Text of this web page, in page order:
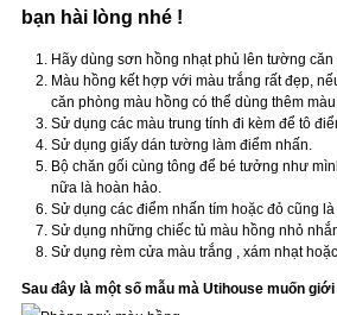
bạn hài lòng nhé !
Hãy dùng sơn hồng nhạt phủ lên tường căn
Màu hồng kết hợp với màu trắng rất đẹp,
căn phòng màu hồng có thể dùng thêm
Sử dụng các màu trung tính đi kèm để tô
Sử dụng giấy dán tường làm điểm nhấn.
Bộ chăn gối cùng tông để bé tưởng như
nữa là hoàn hảo.
Sử dụng các điểm nhấn tím hoặc đỏ cũng
Sử dụng những chiếc tủ màu hồng nhỏ
Sử dụng rèm cửa màu trắng , xám nhạt
Sau đây là một số mẫu mà Utihouse muốn